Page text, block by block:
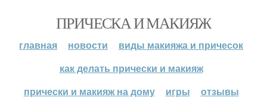
ПРИЧЕСКА И МАКИЯЖ
главная новости
виды макияжа и причесок
как делать прически и макияж
прически и макияж на дому
игры отзывы